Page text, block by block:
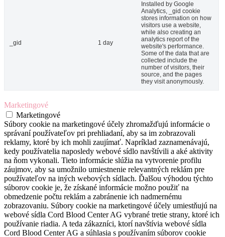
_gid 1 day
Installed by Google
Analytics, _gid cookie
stores information on how
visitors use a website,
while also creating an
analytics report of the
website's performance.
Some of the data that are
collected include the
number of visitors, their
source, and the pages
they visit anonymously.
Marketingové
Marketingové
Súbory cookie na marketingové účely zhromažďujú informácie o
správaní používateľov pri prehliadaní, aby sa im zobrazovali
reklamy, ktoré by ich mohli zaujímať. Napríklad zaznamenávajú,
kedy používatelia naposledy webové sídlo navštívili a aké aktivity
na ňom vykonali. Tieto informácie slúžia na vytvorenie profilu
záujmov, aby sa umožnilo umiestnenie relevantných reklám pre
používateľov na iných webových sídlach. Ďalšou výhodou týchto
súborov cookie je, že získané informácie možno použiť na
obmedzenie počtu reklám a zabránenie ich nadmernému
zobrazovaniu. Súbory cookie na marketingové účely umiestňujú na
webové sídla Cord Blood Center AG vybrané tretie strany, ktoré ich
používanie riadia. A teda zákazníci, ktorí navštívia webové sídla
Cord Blood Center AG a súhlasia s používaním súborov cookie